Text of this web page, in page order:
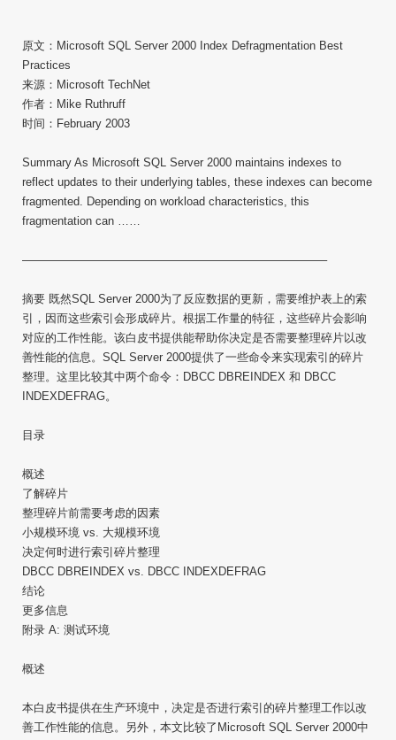
原文：Microsoft SQL Server 2000 Index Defragmentation Best
Practices
来源：Microsoft TechNet
作者：Mike Ruthruff
时间：February 2003
Summary As Microsoft SQL Server 2000 maintains indexes to
reflect updates to their underlying tables, these indexes can become
fragmented. Depending on workload characteristics, this
fragmentation can ……
——————————————————————————–
摘要 既然SQL Server 2000为了反应数据的更新，需要维护表上的索
引，因而这些索引会形成碎片。根据工作量的特征，这些碎片会影响
对应的工作性能。该白皮书提供能帮助你决定是否需要整理碎片以改
善性能的信息。SQL Server 2000提供了一些命令来实现索引的碎片
整理。这里比较其中两个命令：DBCC DBREINDEX 和 DBCC
INDEXDEFRAG。
目录
概述
了解碎片
整理碎片前需要考虑的因素
小规模环境 vs. 大规模环境
决定何时进行索引碎片整理
DBCC DBREINDEX vs. DBCC INDEXDEFRAG
结论
更多信息
附录 A: 测试环境
概述
本白皮书提供在生产环境中，决定是否进行索引的碎片整理工作以改
善工作性能的信息。另外，本文比较了Microsoft SQL Server 2000中